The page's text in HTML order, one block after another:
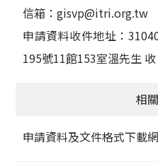
信箱：gisvp@itri.org.tw
申請資料收件地址：
195號11館153室溫先生 收
相
申請資料及文件格式下載